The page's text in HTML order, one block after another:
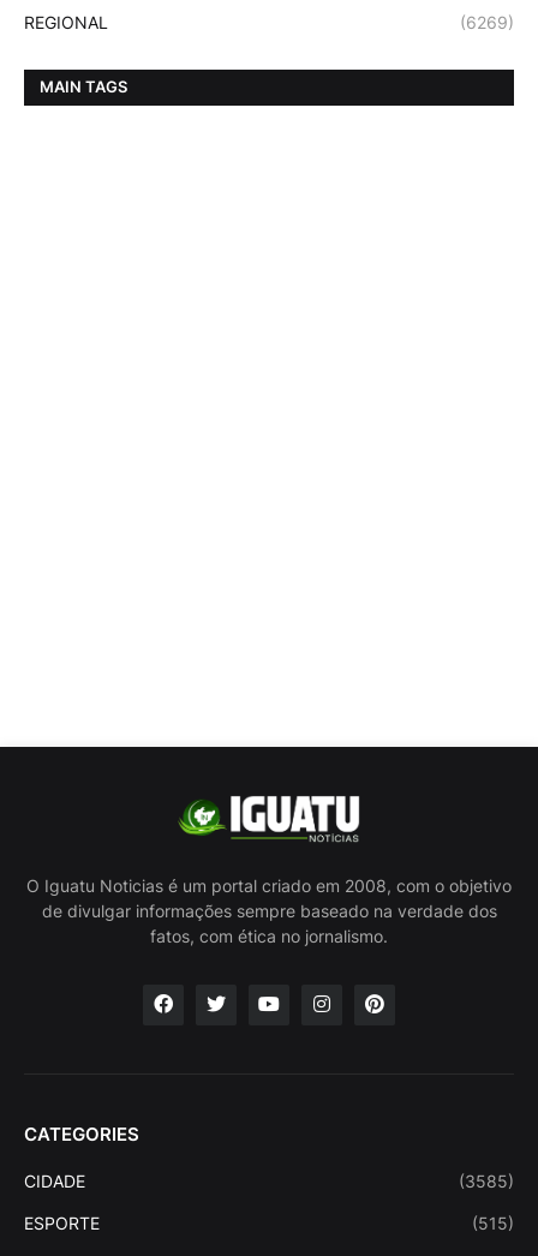
REGIONAL (6269)
MAIN TAGS
O Iguatu Noticias é um portal criado em 2008, com o objetivo
de divulgar informações sempre baseado na verdade dos
fatos, com ética no jornalismo.
CATEGORIES
CIDADE (3585)
ESPORTE (515)